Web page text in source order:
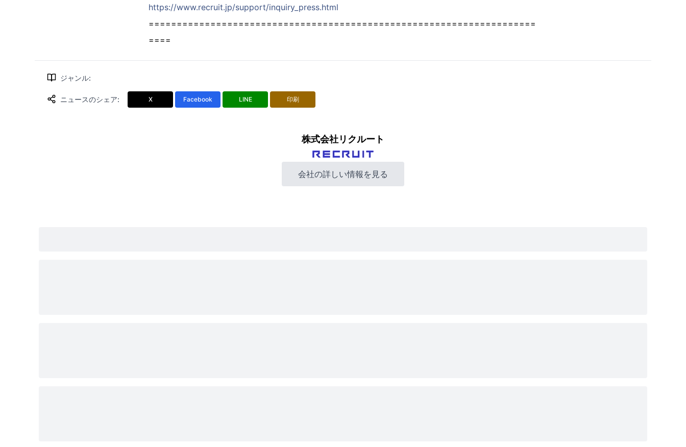
https://www.recruit.jp/support/inquiry_press.html
=====================================================================
====
ジャンル:
ニュースのシェア: X Facebook LINE 印刷
株式会社リクルート
会社の詳しい情報を見る